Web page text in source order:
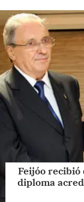
Feijóo recibió
diploma